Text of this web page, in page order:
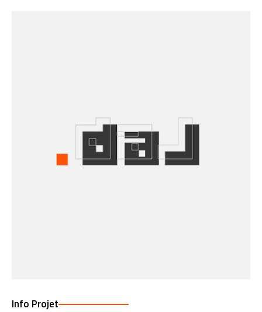
Info Projet